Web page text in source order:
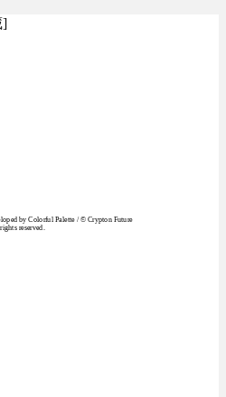
]
by Colorful Palette / © Crypton Future
reserved.